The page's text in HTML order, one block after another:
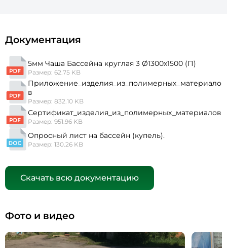
Документация
5мм Чаша Бассейна круглая 3 Ø1300х1500 (П)
Размер: 62.75 KB
Приложение_изделия_из_полимерных_материало
в
Размер: 832.10 KB
Сертификат_изделия_из_полимерных_материалов
Размер: 951.96 KB
Опросный лист на бассейн (купель).
Размер: 130.26 KB
Скачать всю документацию
Фото и видео